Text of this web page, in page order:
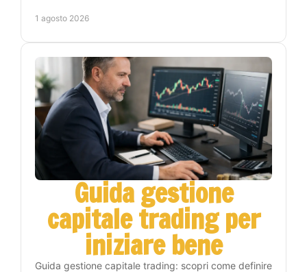
1 agosto 2026
Guida gestione
capitale trading per
iniziare bene
Guida gestione capitale trading: scopri come definire